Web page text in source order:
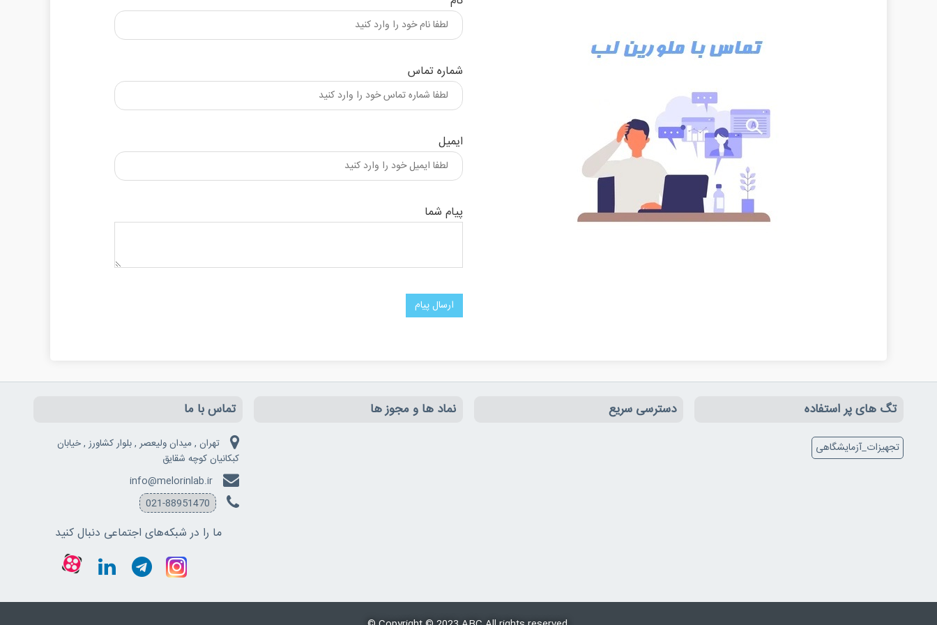
اسپکتروفتومتر - طیف‌ سنج نوری
شماره تماس
ایمیل
پیام شما
ارسال پیام
تگ های پر استفاده
تجهیزات_آزمایشگاهی
دسترسی سریع نماد ها و مجوز ها تماس با ما
تهران , میدان ولیعصر , بلوار کشاورز , خیابان
کبکانیان کوچه شقایق
info@melorinlab.ir
021-88951470
ما را در شبکه‌های اجتماعی دنبال کنید